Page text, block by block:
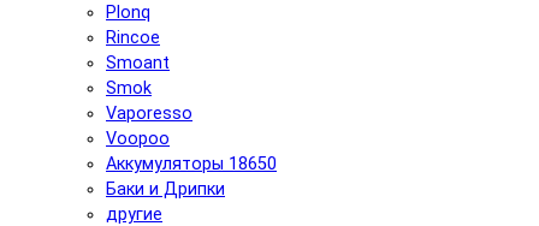
Plonq
Rincoe
Smoant
Smok
Vaporesso
Voopoo
Аккумуляторы 18650
Баки и Дрипки
другие